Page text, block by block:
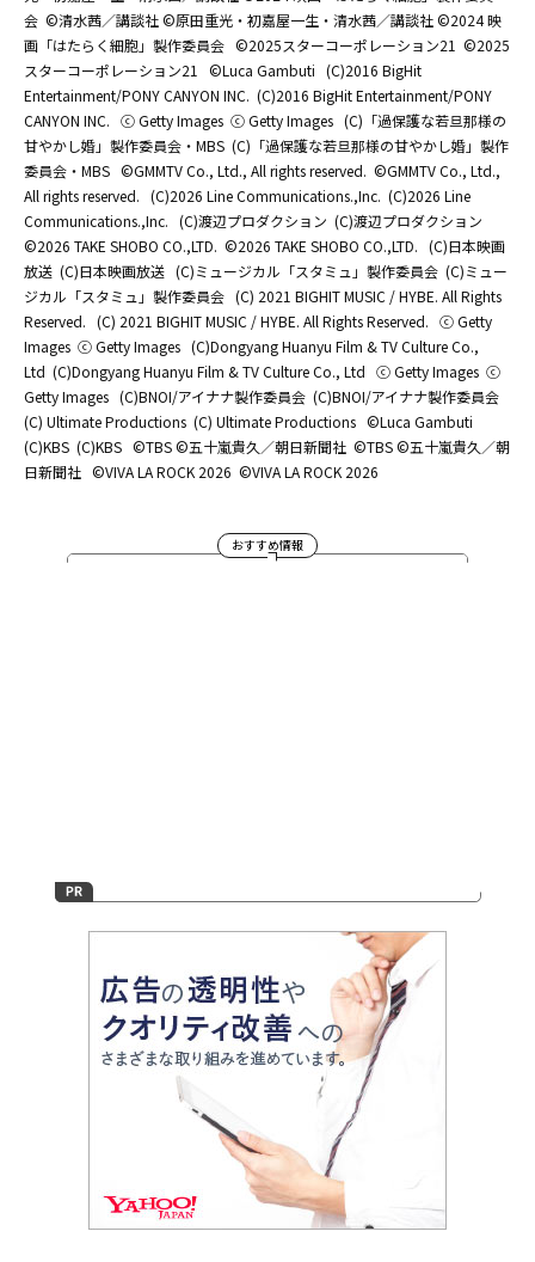
会 ©清水茜／講談社 ©原田重光・初嘉屋一生・清水茜／講談社 ©2024 映
画「はたらく細胞」製作委員会 ©2025スターコーポレーション21 ©2025
スターコーポレーション21
©Luca Gambuti (C)2016 BigHit
Entertainment/PONY CANYON INC. (C)2016 BigHit Entertainment/PONY
CANYON INC. ⓒ Getty Images ⓒ Getty Images (C)「過保護な若旦那様の
甘やかし婚」製作委員会・MBS (C)「過保護な若旦那様の甘やかし婚」製作
委員会・MBS ©GMMTV Co., Ltd., All rights reserved. ©GMMTV Co., Ltd.,
All rights reserved. (C)2026 Line Communications.,Inc. (C)2026 Line
Communications.,Inc. (C)渡辺プロダクション (C)渡辺プロダクション
©2026 TAKE SHOBO CO.,LTD. ©2026 TAKE SHOBO CO.,LTD. (C)日本映画
放送 (C)日本映画放送 (C)ミュージカル「スタミュ」製作委員会 (C)ミュー
ジカル「スタミュ」製作委員会 (C) 2021 BIGHIT MUSIC / HYBE. All Rights
Reserved. (C) 2021 BIGHIT MUSIC / HYBE. All Rights Reserved. ⓒ Getty
Images ⓒ Getty Images (C)Dongyang Huanyu Film & TV Culture Co.,
Ltd (C)Dongyang Huanyu Film & TV Culture Co., Ltd ⓒ Getty Images ⓒ
Getty Images (C)BNOI/アイナナ製作委員会 (C)BNOI/アイナナ製作委員会
(C) Ultimate Productions (C) Ultimate Productions ©Luca Gambuti
(C)KBS (C)KBS ©TBS ©五十嵐貴久／朝日新聞社 ©TBS ©五十嵐貴久／朝
日新聞社 ©️VIVA LA ROCK 2026 ©️VIVA LA ROCK 2026
おすすめ情報